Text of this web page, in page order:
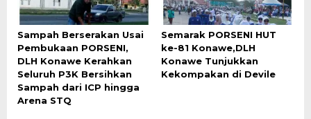
Sampah Berserakan Usai
Pembukaan PORSENI,
DLH Konawe Kerahkan
Seluruh P3K Bersihkan
Sampah dari ICP hingga
Arena STQ
Semarak PORSENI HUT
ke-81 Konawe,DLH
Konawe Tunjukkan
Kekompakan di Devile